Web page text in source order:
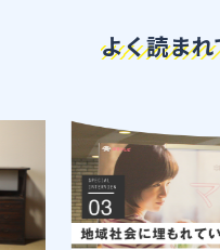
よく読ま